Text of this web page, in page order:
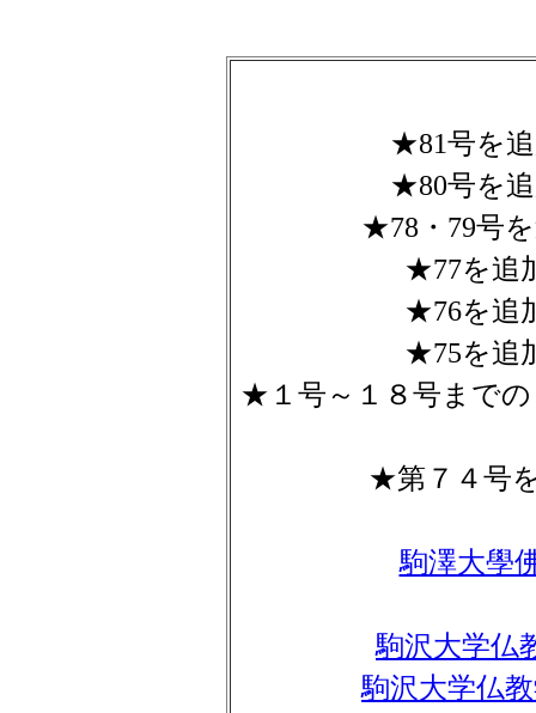
★81号を追
★80号を追
★78・79号を
★77を追
★76を追
★75を追
★１号～１８号まで
★第７４号
駒澤大學
駒沢大学仏
駒沢大学仏